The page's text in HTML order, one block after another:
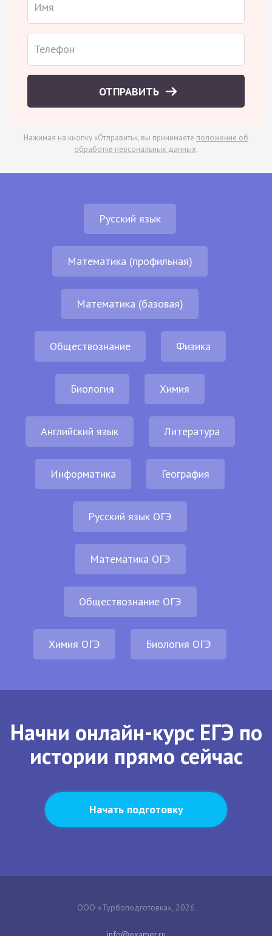
ОТПРАВИТЬ
Нажимая на кнопку «Отправить», вы принимаете положение об
обработке персональных данных.
Русский язык
Математика (профильная)
Математика (базовая)
Обществознание Физика
Биология Химия
Английский язык Литература
Информатика География
Русский язык ОГЭ
Математика ОГЭ
Обществознание ОГЭ
Химия ОГЭ Биология ОГЭ
Начни онлайн-курс ЕГЭ по
истории прямо сейчас
Начать подготовку
ООО «Турбоподготовка», 2026